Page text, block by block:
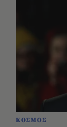
ΚΟΣΜΟΣ